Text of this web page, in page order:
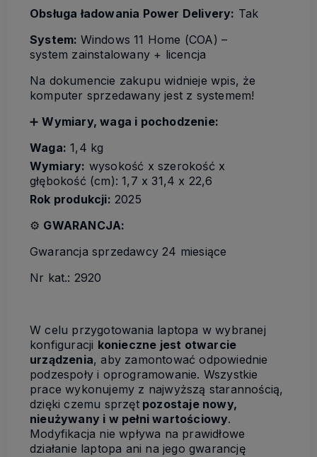
Obsługa ładowania Power Delivery: Tak
System: Windows 11 Home (COA) –
system zainstalowany + licencja
Na dokumencie zakupu widnieje wpis, że
komputer sprzedawany jest z systemem!
➕Wymiary, waga i pochodzenie:
Waga: 1,4 kg
Wymiary: wysokość x szerokość x
głębokość (cm): 1,7 x 31,4 x 22,6
Rok produkcji: 2025
⚙️ GWARANCJA:
Gwarancja sprzedawcy 24 miesiące
Nr kat.: 2920
W celu przygotowania laptopa w wybranej
konfiguracji konieczne jest otwarcie
urządzenia, aby zamontować odpowiednie
podzespoły i oprogramowanie. Wszystkie
prace wykonujemy z najwyższą starannością,
dzięki czemu sprzętpozostaje nowy,
nieużywany i w pełni wartościowy.
Modyfikacja nie wpływa na prawidłowe
działanie laptopa ani na jego gwarancję